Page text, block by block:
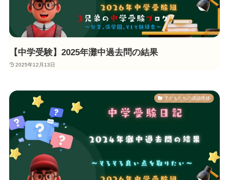
【中学受験】2025年灘中過去問の結果
2025年12月13日
子どもたちの成績推移